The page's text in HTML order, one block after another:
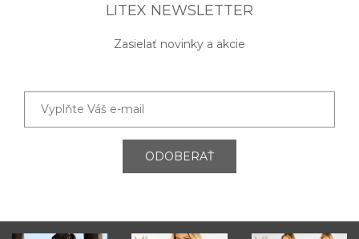
LITEX NEWSLETTER
Zasielať novinky a akcie
ODOBERAŤ